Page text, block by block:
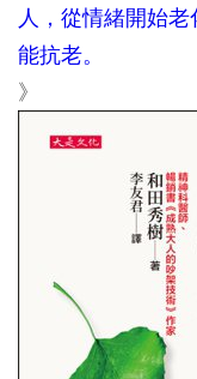
人，從情緒開始
能抗老。
》